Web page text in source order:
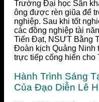
Trường Đại học Sân
ông được rèn giũa để
nghiệp. Sau khi tốt
các đồng nghiệp tài
Tiến Đạt, NSƯT Bằng
Đoàn kịch Quảng Ninh
trực tiếp cống hiến cho
Hành Trình Sáng
Của Đạo Diễn Lê